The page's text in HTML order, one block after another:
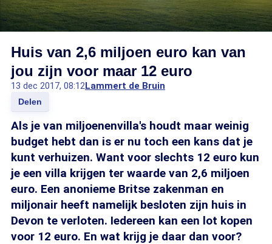
Huis van 2,6 miljoen euro kan van
jou zijn voor maar 12 euro
13 dec 2017, 08:12Lammert de Bruin
Delen
Als je van miljoenenvilla's houdt maar weinig
budget hebt dan is er nu toch een kans dat je
kunt verhuizen. Want voor slechts 12 euro kun
je een villa krijgen ter waarde van 2,6 miljoen
euro. Een anonieme Britse zakenman en
miljonair heeft namelijk besloten zijn huis in
Devon te verloten. Iedereen kan een lot kopen
voor 12 euro. En wat krijg je daar dan voor?